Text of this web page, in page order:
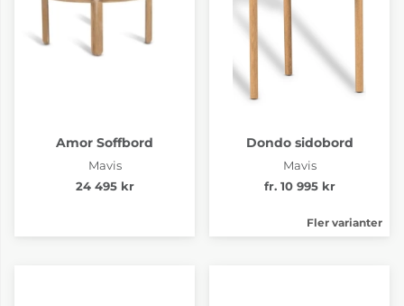
Amor Soffbord
Mavis
24 495 kr
Dondo sidobord
Mavis
fr. 10 995 kr
Fler varianter